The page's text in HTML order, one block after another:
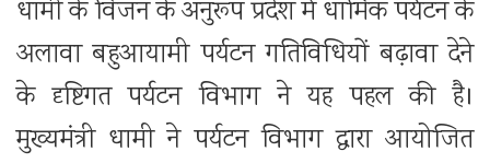
धामी के विजन के अनुरूप प्रदेश में धार्मिक पर्यटन के
अलावा बहुआयामी पर्यटन गतिविधियों बढ़ावा देने
के दृष्टिगत पर्यटन विभाग ने यह पहल की है।
मुख्यमंत्री धामी ने पर्यटन विभाग द्वारा आयोजित